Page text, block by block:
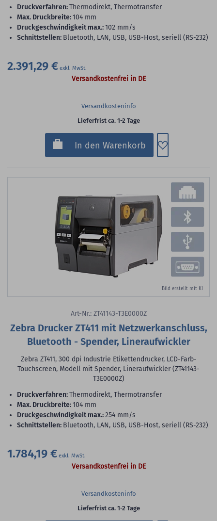
Druckverfahren:Thermodirekt, Thermotransfer
max. Druckbreite:104 mm
Druckgeschwindigkeit max.:102 mm/s
Schnittstellen: Bluetooth, LAN, USB, USB-Host, seriell (RS-232)
2.391,29 €
Versandkostenfrei in DE
Versandkosteninfo
Lieferfrist ca. 1-2 Tage
In den Warenkorb Zum
Bild erstellt mit KI
Art-Nr.: ZT41143-T3E0000Z
Zebra Drucker ZT411 mit Netzwerkanschluss,
Bluetooth - Spender, Lineraufwickler
Zebra ZT411, 300 dpi Industrie Etikettendrucker, LCD-Farb-
Touchscreen, Modell mit Spender, Lineraufwickler (ZT41143-
T3E0000Z)
Druckverfahren:Thermodirekt, Thermotransfer
max. Druckbreite:104 mm
Druckgeschwindigkeit max.:254 mm/s
Schnittstellen: Bluetooth, LAN, USB, USB-Host, seriell (RS-232)
1.784,19 €
Versandkostenfrei in DE
Versandkosteninfo
Lieferfrist ca. 1-2 Tage